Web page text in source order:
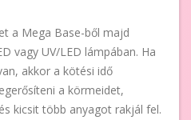
a Mega Base-ből majd
vagy UV/LED lámpában. Ha
akkor a kötési idő
a körmeidet,
kicsit több anyagot rakjál fel.